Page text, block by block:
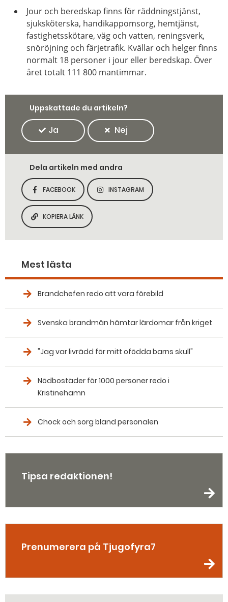
Jour och beredskap finns för räddningstjänst,
sjuksköterska, handikappomsorg, hemtjänst,
fastighetsskötare, väg och vatten, reningsverk,
snöröjning och färjetrafik. Kvällar och helger finns
normalt 18 personer i jour eller beredskap. Över
året totalt 111 800 mantimmar.
Uppskattade du artikeln?
Ja Nej
Dela artikeln med andra
DELA SIDAN PÅ
FACEBOOK
DELA SIDAN PÅ
INSTAGRAM
KOPIERA SIDANS LÄNK
KOPIERA LÄNK
Mest lästa
Brandchefen redo att vara förebild
Svenska brandmän hämtar lärdomar från kriget
"Jag var livrädd för mitt ofödda barns skull"
Nödbostäder för 1000 personer redo i
Kristinehamn
Chock och sorg bland personalen
Tipsa redaktionen!
Prenumerera på Tjugofyra7